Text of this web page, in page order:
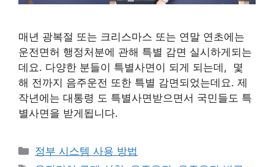
매년 광복절 또는 크리스마스 또는 연말 연초에는
운전면허 행정처분에 관해 특별 감면 실시하게되는
데요. 다양한 분들이 특별사면이 되게 되는데, 몇
해 전까지 음주운전 또한 특별 감면되었는데요. 제
작년에는 대통령 도 특별사면받으면서 국민들도 특
별사면을 받게됩니다.
카
테
정부 시스템 사용 방법